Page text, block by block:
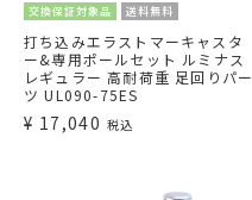
交換保証対象品 送料無料
打ち込みエラストマーキャスタ
ー&専用ポールセット ルミナス
レギュラー 高耐荷重 足回りパー
ツ UL090-75ES
¥ 17,040 税込